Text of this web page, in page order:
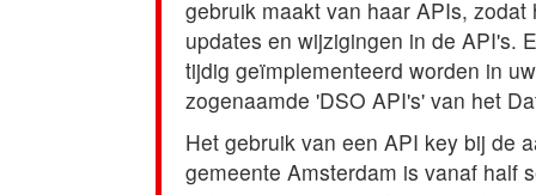
gebruik maakt van haar APIs,
updates en wijzigingen in de API's.
tijdig geïmplementeerd worden in
zogenaamde 'DSO API's' van het
Het gebruik van een API key bij de
gemeente Amsterdam is vanaf half